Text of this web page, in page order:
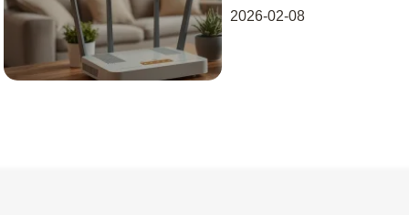
sygnał
2026-02-08